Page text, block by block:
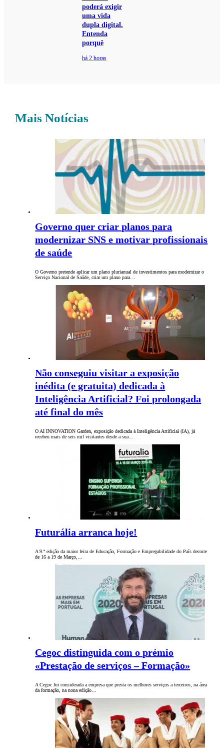
poderá exigir
uma vida
dupla digital.
Entenda
porquê
há 2 horas
Mais Notícias
Governo quer criar planos para
modernizar SNS e motivar profissionais
de saúde
O Governo pretende aplicar um plano plurianual de investimentos para modernizar o
Serviço Nacional de Saúde, criar um plano para…
Não conseguiu visitar a exposição
inédita (e gratuita) dedicada à
Inteligência Artificial? Foi prolongada
até final do mês
O AI INNOVATION Garden, exposição dedicada à Inteligência Artificial (IA), já
recebeu mais de seis mil visitantes desde a sua…
Futurália arranca hoje!
A 9.ª edição da maior feira de Educação, Formação e Empregabilidade do País decorre
de 16 a 19 de Março,…
Cegoc distinguida com o prémio
«Prestação de serviços – Formação»
A Cegoc foi considerada a empresa que presta os melhores serviços a terceiros, na área
da formação, na nona edição…